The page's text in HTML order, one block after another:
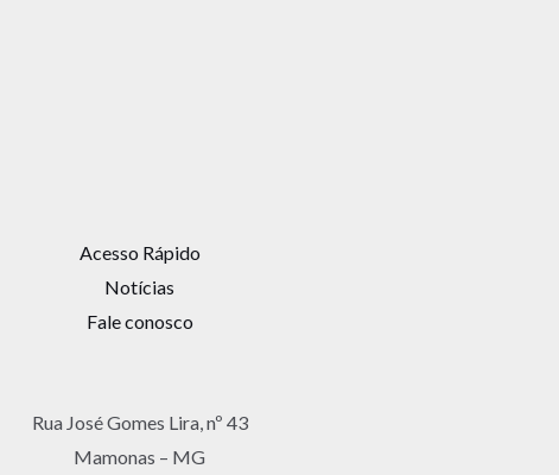
Acesso Rápido
Notícias
Fale conosco
Rua José Gomes Lira, nº 43
Mamonas – MG